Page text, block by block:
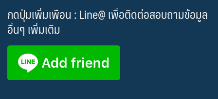
กดปุ่มเพิ่มเพือน : Line@ เพื่อติดต่อสอบถามข้อมูล
อื่นๆ เพิ่มเติม